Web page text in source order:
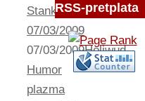
Stankovic
07/03/2009
07/03/2009Holiwud,
Humor
plazma
RSS-pretplata